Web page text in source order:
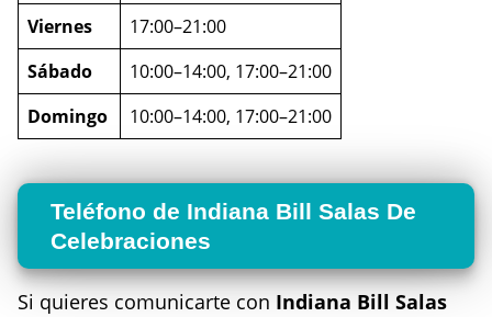
Viernes
17:00–21:00
Sábado
10:00–14:00, 17:00–21:00
Domingo
10:00–14:00, 17:00–21:00
Teléfono de Indiana Bill Salas De
Celebraciones
Si quieres comunicarte con Indiana Bill Salas